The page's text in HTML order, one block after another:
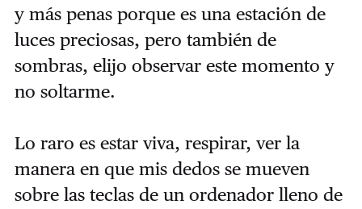
y más penas porque es una estación de
luces preciosas, pero también de
sombras, elijo observar este momento y
no soltarme.
Lo raro es estar viva, respirar, ver la
manera en que mis dedos se mueven
sobre las teclas de un ordenador lleno de